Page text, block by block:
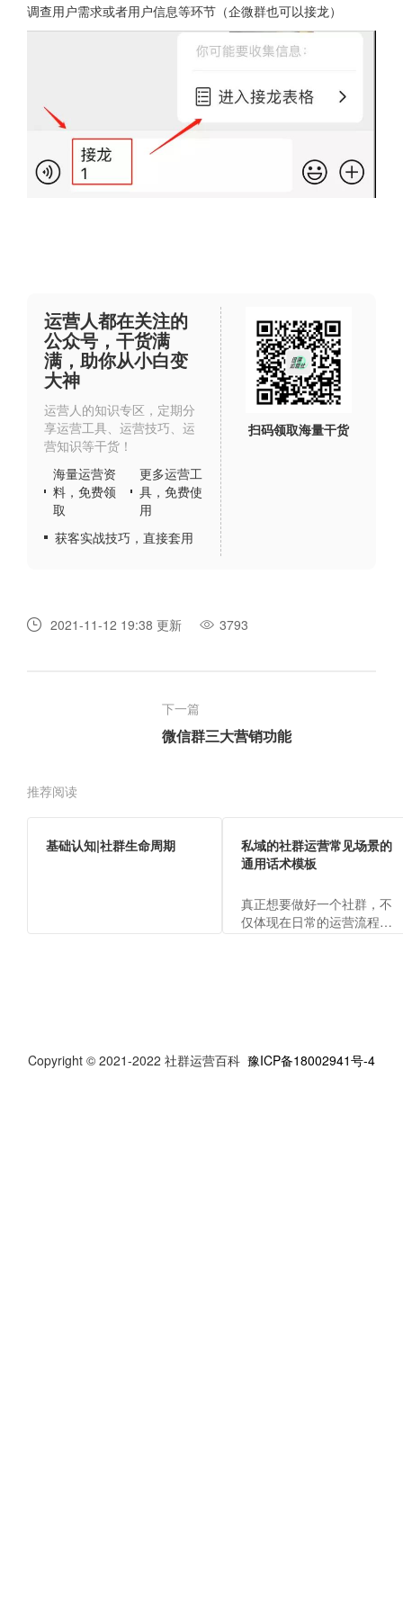
调查用户需求或者用户信息等环节（企微群也可以接龙）
运营人都在关注的
公众号，干货满
满，助你从小白变
大神
运营人的知识专区，定期分
享运营工具、运营技巧、运
营知识等干货！
海量运营资
料，免费领
取
更多运营工
具，免费使
用
获客实战技巧，直接套用
扫码领取海量干货
2021-11-12 19:38 更新 3793
下一篇
微信群三大营销功能
推荐阅读
基础认知|社群生命周期
私域的社群运营常见场景的
通用话术模板
真正想要做好一个社群，不
仅体现在日常的运营流程
Copyright © 2021-2022 社群运营百科 豫ICP备18002941号-4